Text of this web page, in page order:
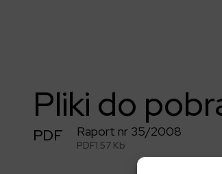
Pliki do
PDF Raport nr 35/2008
PDF1.57 Kb